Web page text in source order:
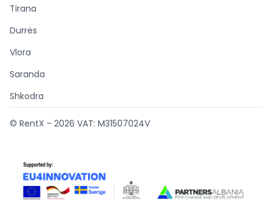
Tirana
Durrës
Vlora
Saranda
Shkodra
© RentX - 2026 VAT: M31507024V